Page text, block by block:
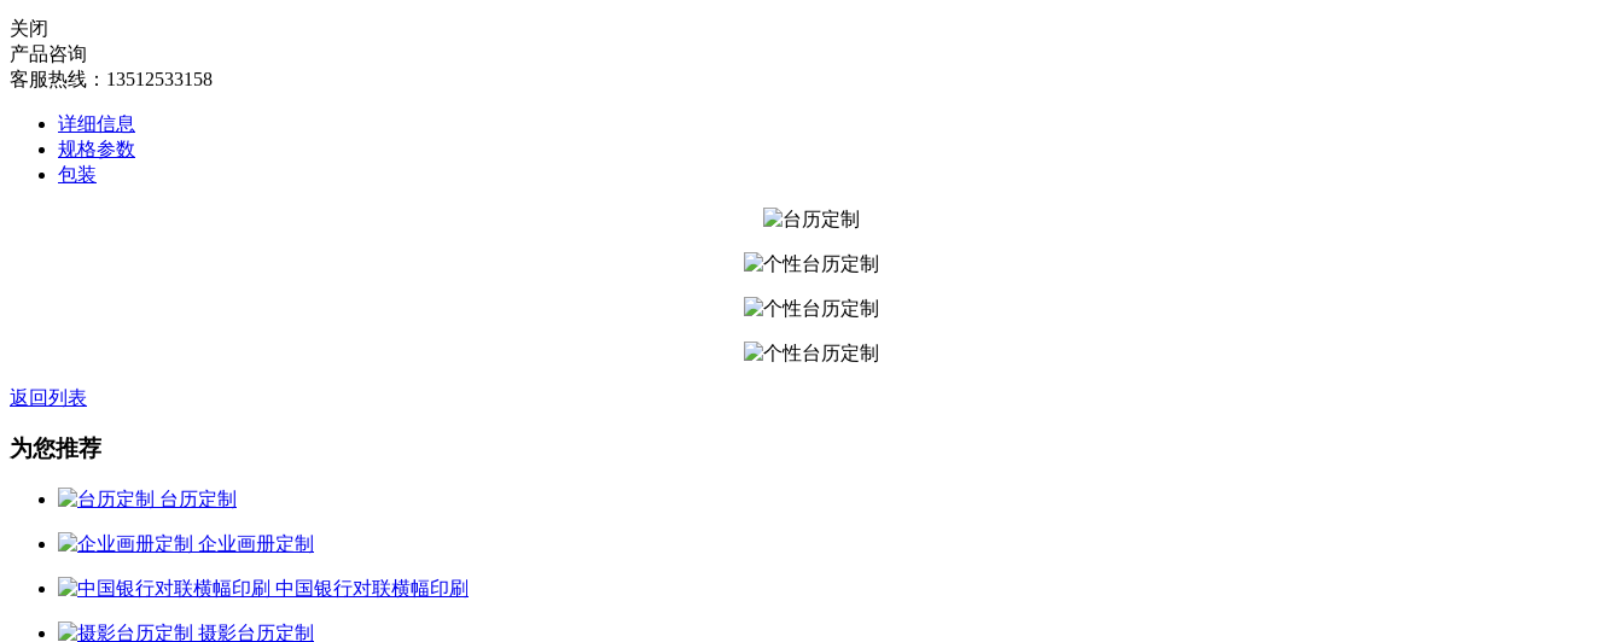
关闭
产品咨询
客服热线：13512533158
详细信息
规格参数
包装
返回列表
为您推荐
台历定制
企业画册定制
中国银行对联横幅印刷
摄影台历定制